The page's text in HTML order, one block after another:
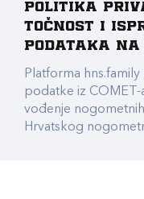
Politika
točnost i
podataka na
Platforma
podatke iz
vođenje
Hrvatskog